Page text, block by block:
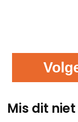
Mis dit niet